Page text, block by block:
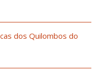
dos Quilombos do